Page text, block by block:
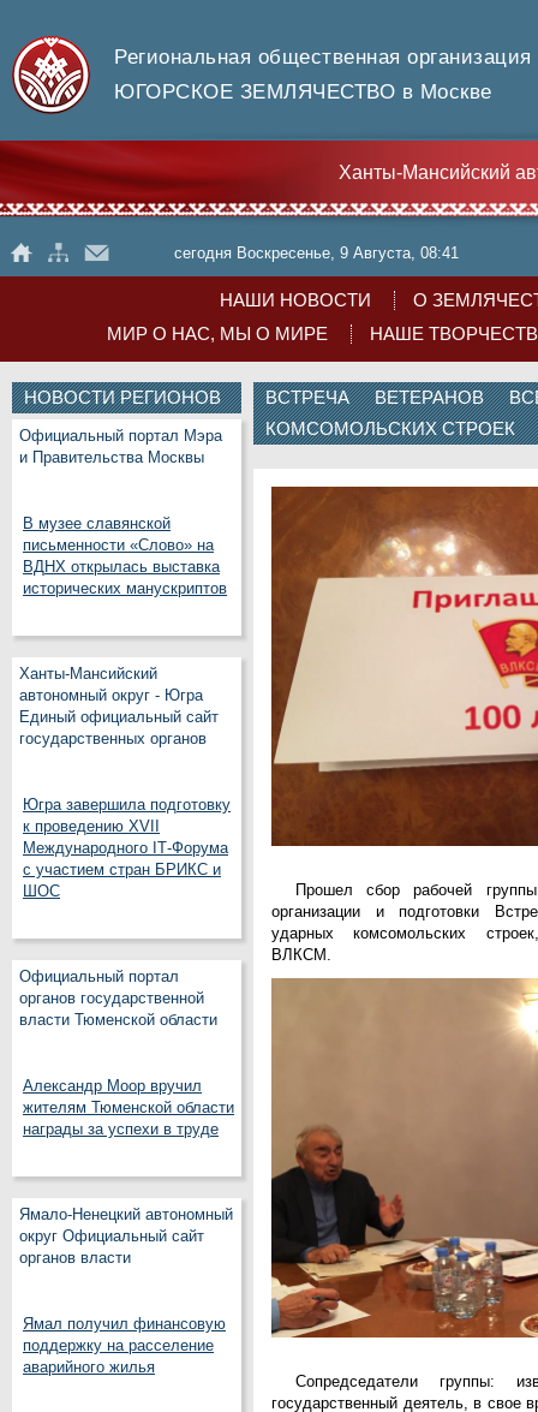
Региональная общественная организация
ЮГОРСКОЕ ЗЕМЛЯЧЕСТВО в Москве
Ханты-Мансийский
сегодня Воскресенье, 9 Августа, 08:41
НАШИ НОВОСТИ
О
МИР О НАС, МЫ О МИРЕ
НАШЕ
НОВОСТИ РЕГИОНОВ
Официальный портал Мэра
и Правительства Москвы
В музее славянской
письменности «Слово» на
ВДНХ открылась выставка
исторических манускриптов
Ханты-Мансийский
автономный округ - Югра
Единый официальный сайт
государственных органов
Югра завершила подготовку
к проведению XVII
Международного IT‑Форума
с участием стран БРИКС и
ШОС
Официальный портал
органов государственной
власти Тюменской области
Александр Моор вручил
жителям Тюменской области
награды за успехи в труде
Ямало-Ненецкий автономный
округ Официальный сайт
органов власти
Ямал получил финансовую
поддержку на расселение
аварийного жилья
ВСТРЕЧА ВЕТЕРАНОВ
КОМСОМОЛЬСКИХ СТРОЕК
Прошел сбор рабочей
организации и подготовки
ударных комсомольских
ВЛКСМ.
Сопредседатели группы:
государственный деятель, в